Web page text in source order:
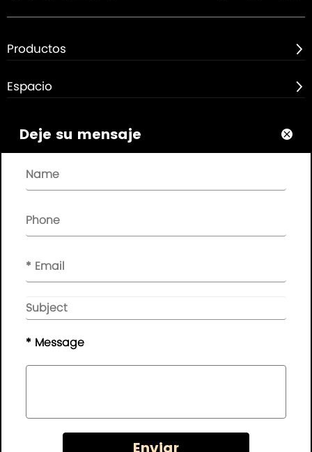
Productos 
Espacio 
Sobre
BOLETÍN
Por favor, deje su mensaje aquí, le enviaremos sus
© Derechos de autor - 2010-2019 :
Tenon Sci.& Tech. Co., Ltd.Todos los derechos
reservados
Deje su mensaje 
* Message
Enviar